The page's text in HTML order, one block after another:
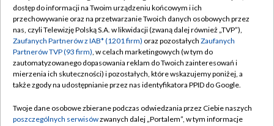
Sklep TVP
Biuro Reklamy
Oferta Handlowa
Telegazeta ogłoszenia
Rada Programowa
Polityka prywatności
Moje zgody
Biuro reklamy
Kontakt
Kanały
dostęp do informacji na Twoim urządzeniu końcowym i ich
przechowywanie oraz na przetwarzanie Twoich danych osobowych przez
nas, czyli Telewizję Polską S.A. w likwidacji (zwaną dalej również „TVP”),
Zaufanych Partnerów z IAB* (1201 firm) oraz pozostałych Zaufanych
Partnerów TVP (93 firm), w celach marketingowych (w tym do
zautomatyzowanego dopasowania reklam do Twoich zainteresowań i
mierzenia ich skuteczności) i pozostałych, które wskazujemy poniżej, a
także zgody na udostępnianie przez nas identyfikatora PPID do Google.
Twoje dane osobowe zbierane podczas odwiedzania przez Ciebie naszych
poszczególnych serwisówzwanych dalej „Portalem”, w tym informacje